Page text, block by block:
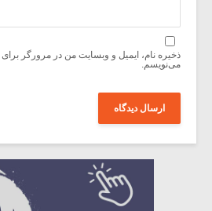
ذخیره نام، ایمیل و وبسایت من در مرورگر برای
می‌نویسم.